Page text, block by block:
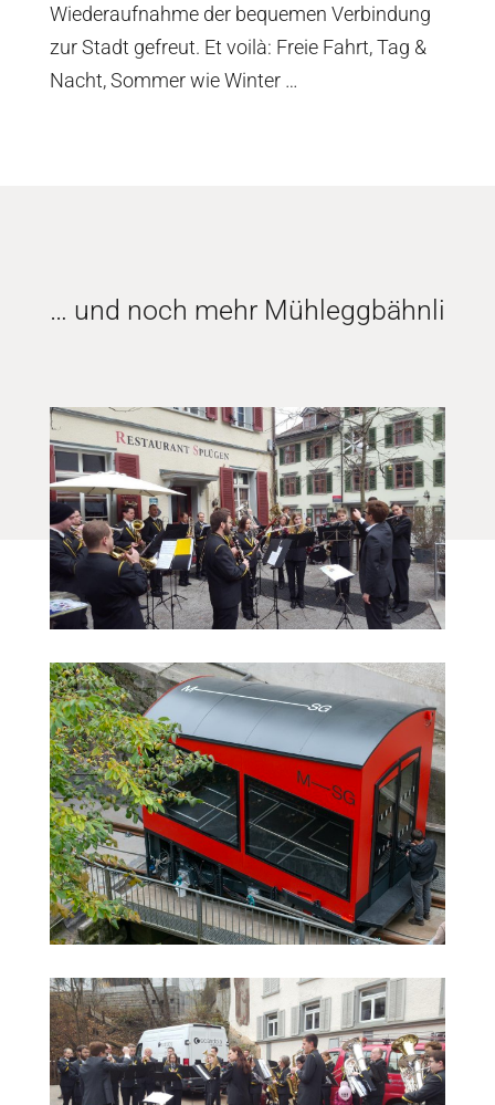
Wiederaufnahme der bequemen Verbindung
zur Stadt gefreut. Et voilà: Freie Fahrt, Tag &
Nacht, Sommer wie Winter …
… und noch mehr Mühleggbähnli